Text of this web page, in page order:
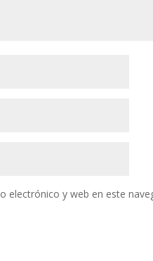
electrónico y web en este